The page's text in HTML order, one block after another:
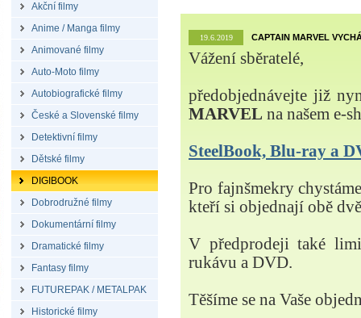
Akční filmy
Anime / Manga filmy
Animované filmy
Auto-Moto filmy
Autobiografické filmy
České a Slovenské filmy
Detektivní filmy
Dětské filmy
DIGIBOOK
Dobrodružné filmy
Dokumentární filmy
Dramatické filmy
Fantasy filmy
FUTUREPAK / METALPAK
Historické filmy
19.6.2019 CAPTAIN MARVEL
Vážení sběratelé,
předobjednávejte již
MARVEL na našem e-
SteelBook, Blu-ray a
Pro fajnšmekry
kteří si objednají obě
V předprodeji také
rukávu a DVD.
Těšíme se na Vaše